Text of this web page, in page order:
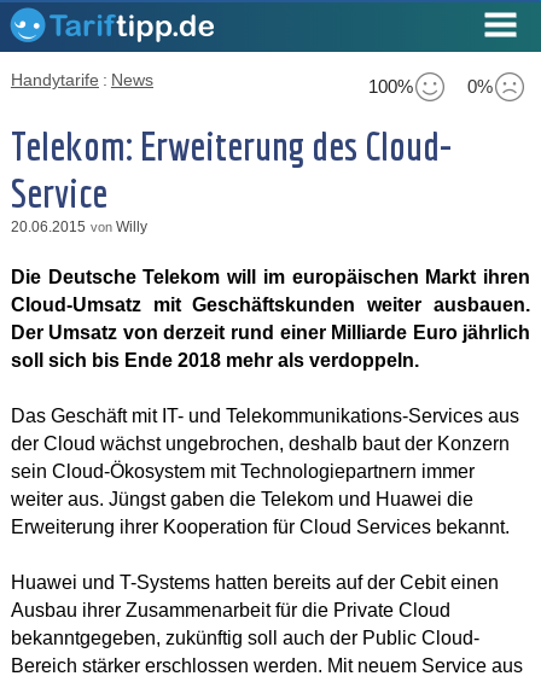
100% 0%
Handytarife : News
Telekom: Erweiterung des Cloud-
Service
20.06.2015 von Willy
Die Deutsche Telekom will im europäischen Markt ihren
Cloud-Umsatz mit Geschäftskunden weiter ausbauen.
Der Umsatz von derzeit rund einer Milliarde Euro jährlich
soll sich bis Ende 2018 mehr als verdoppeln.
Das Geschäft mit IT- und Telekommunikations-Services aus
der Cloud wächst ungebrochen, deshalb baut der Konzern
sein Cloud-Ökosystem mit Technologiepartnern immer
weiter aus. Jüngst gaben die Telekom und Huawei die
Erweiterung ihrer Kooperation für Cloud Services bekannt.
Huawei und T-Systemshatten bereits auf der Cebit einen
Ausbau ihrer Zusammenarbeit für die Private Cloud
bekanntgegeben, zukünftig soll auch der Public Cloud-
Bereich stärker erschlossen werden. Mit neuem Service aus